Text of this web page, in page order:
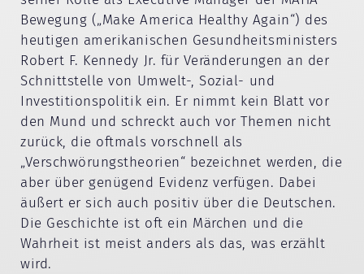
Bewegung („Make America Healthy Again“) des
heutigen amerikanischen Gesundheitsministers
Robert F. Kennedy Jr. für Veränderungen an der
Schnittstelle von Umwelt-, Sozial- und
Investitionspolitik ein. Er nimmt kein Blatt vor
den Mund und schreckt auch vor Themen nicht
zurück, die oftmals vorschnell als
„Verschwörungstheorien“ bezeichnet werden, die
aber über genügend Evidenz verfügen. Dabei
äußert er sich auch positiv über die Deutschen.
Die Geschichte ist oft ein Märchen und die
Wahrheit ist meist anders als das, was erzählt
wird.